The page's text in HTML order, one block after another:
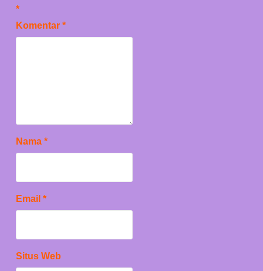
*
Komentar *
Nama *
Email *
Situs Web